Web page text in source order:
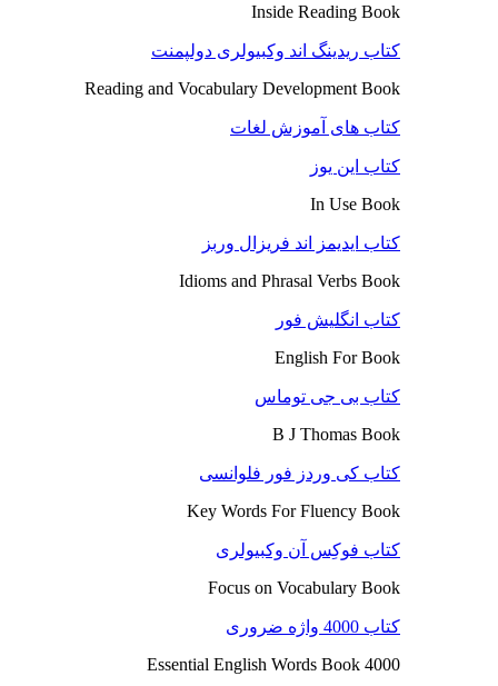
Inside Reading Book
کتاب ریدینگ اند وکبیولری دولپمنت
Reading and Vocabulary Development Book
کتاب های آموزش لغات
کتاب این یوز
In Use Book
کتاب ایدیمز اند فریزال وربز
Idioms and Phrasal Verbs Book
کتاب انگلیش فور
English For Book
کتاب بی جی توماس
B J Thomas Book
کتاب کی وردز فور فلوانسی
Key Words For Fluency Book
کتاب فوکِس آن وکبیولری
Focus on Vocabulary Book
کتاب 4000 واژه ضروری
4000 Essential English Words Book